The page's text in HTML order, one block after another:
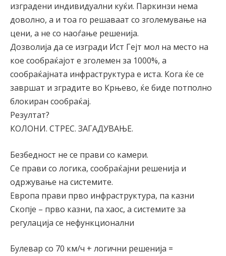
изградени индивидуални куќи. Паркинзи нема
доволно, а и тоа го решаваат со зголемување на
цени, а не со наоѓање решенија.
Дозволија да се изгради Ист Гејт мол на место на
кое сообраќајот е зголемен за 1000%, а
сообраќајната инфраструктура е иста. Кога ќе се
завршат и зградите во Крњево, ќе биде потполно
блокиран сообраќај.
Резултат?
КОЛОНИ. СТРЕС. ЗАГАДУВАЊЕ.
Безбедност не се прави со камери.
Се прави со логика, сообраќајни решенија и
одржување на системите.
Европа прави прво инфраструктура, па казни
Скопје – прво казни, па хаос, а системите за
регулација се нефункционални
Булевар со 70 км/ч + логични решенија =